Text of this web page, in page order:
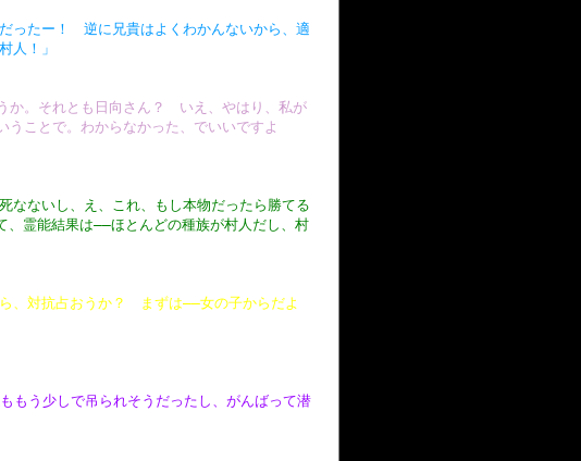
ったー！ 逆に兄貴はよくわかんないから、適
人！」
か。それとも日向さん？ いえ、やはり、私が
ことで。わからなかった、でいいですよ
ないし、え、これ、もし本物だったら勝てる
霊能結果は――ほとんどの種族が村人だし、村
、対抗占おうか？ まずは――女の子からだよ
少しで吊られそうだったし、がんばって潜